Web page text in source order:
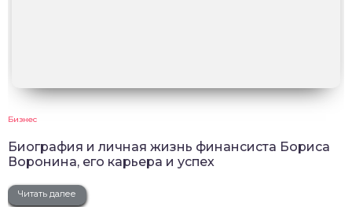
Бизнес
Биография и личная жизнь финансиста Бориса
Воронина, его карьера и успех
Читать далее